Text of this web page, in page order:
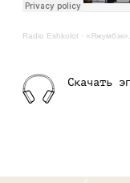
Radio Eshkolot ·
Скачать